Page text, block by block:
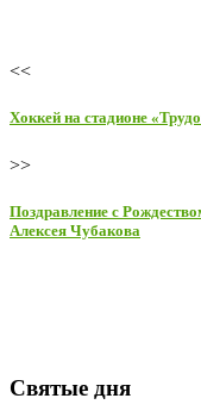
<<
Хоккей на стадионе
>>
Поздравление с
Алексея Чубакова
Святые дня